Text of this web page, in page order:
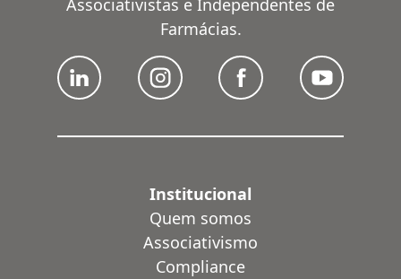
Farmácias.
Institucional
Quem somos
Associativismo
Compliance